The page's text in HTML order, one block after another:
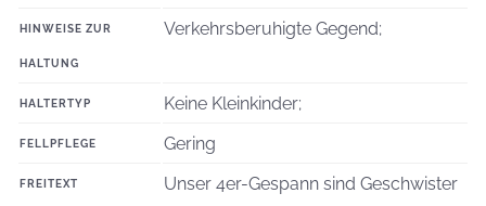
HINWEISE ZUR
HALTUNG
Verkehrsberuhigte Gegend;
HALTERTYP Keine Kleinkinder;
FELLPFLEGE Gering
FREITEXT
Unser 4er-Gespann sind Geschwister